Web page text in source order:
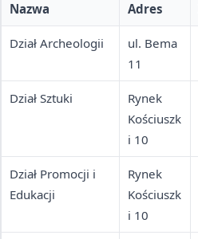
Nazwa Adres
Dział Archeologii
ul. Bema
11
Dział Sztuki
Rynek
Kościuszk
i 10
Dział Promocji i
Edukacji
Rynek
Kościuszk
i 10